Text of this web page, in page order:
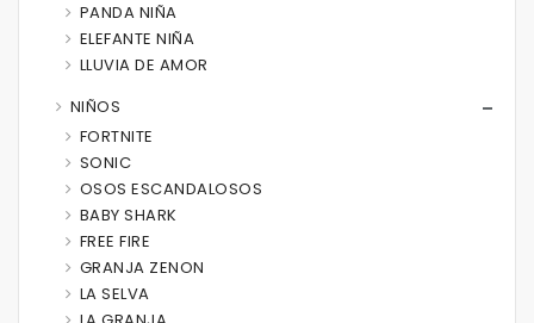
PANDA NIÑA
ELEFANTE NIÑA
LLUVIA DE AMOR
NIÑOS
FORTNITE
SONIC
OSOS ESCANDALOSOS
BABY SHARK
FREE FIRE
GRANJA ZENON
LA SELVA